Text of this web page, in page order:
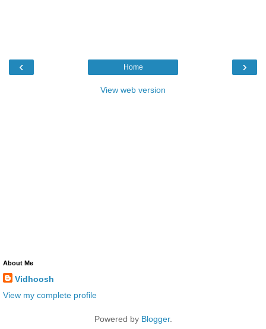
‹ ›
Home
View web version
About Me
Vidhoosh
View my complete profile
Powered by Blogger.